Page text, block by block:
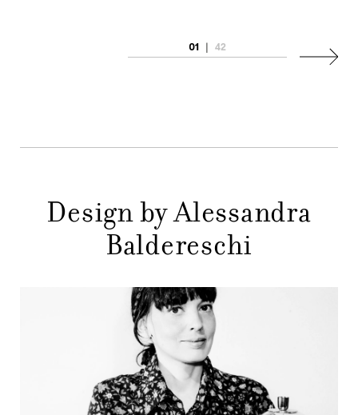
MENU
CONTATTI
01 | 42
Design by Alessandra
Baldereschi